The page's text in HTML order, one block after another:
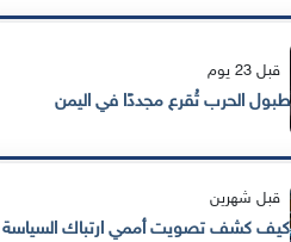
قبل 23 يوم
طبول الحرب تُقرع مجددًا في اليمن
قبل شهرين
كيف كشف تصويت أممي ارتباك السياسة